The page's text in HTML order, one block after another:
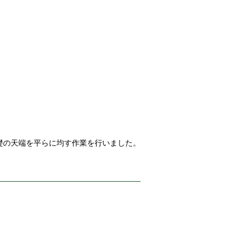
天端を平らに均す作業を行いました。